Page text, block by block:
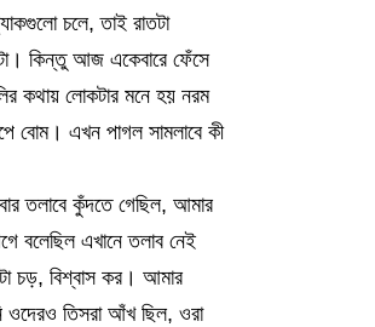
চলে, তাই রাতটা
কিন্তু আজ একেবারে ফেঁসে
কথায় লোকটার মনে হয় নরম
বোম। এখন পাগল সামলাবে কী
তলাবে কুঁদতে গেছিল, আমার
বলেছিল এখানে তলাব নেই
চড়, বিশ্বাস কর। আমার
ওদেরও তিসরা আঁখ ছিল, ওরা